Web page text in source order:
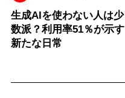
生成AIを使わない人は少
数派？利用率51％が示す
新たな日常